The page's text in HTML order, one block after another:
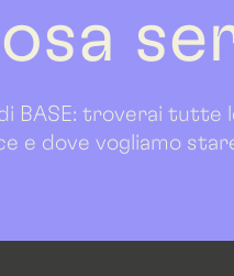
BASE: troverai tutte
e dove vogliamo